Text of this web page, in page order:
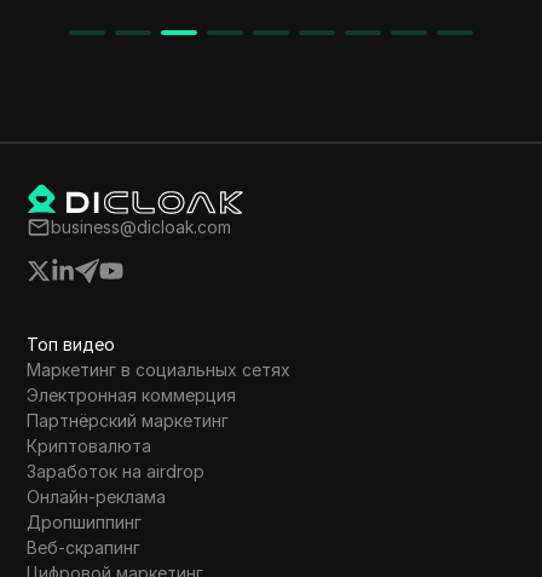
business@dicloak.com
Топ видео
Маркетинг в социальных сетях
Электронная коммерция
Партнёрский маркетинг
Криптовалюта
Заработок на airdrop
Онлайн-реклама
Дропшиппинг
Веб-скрапинг